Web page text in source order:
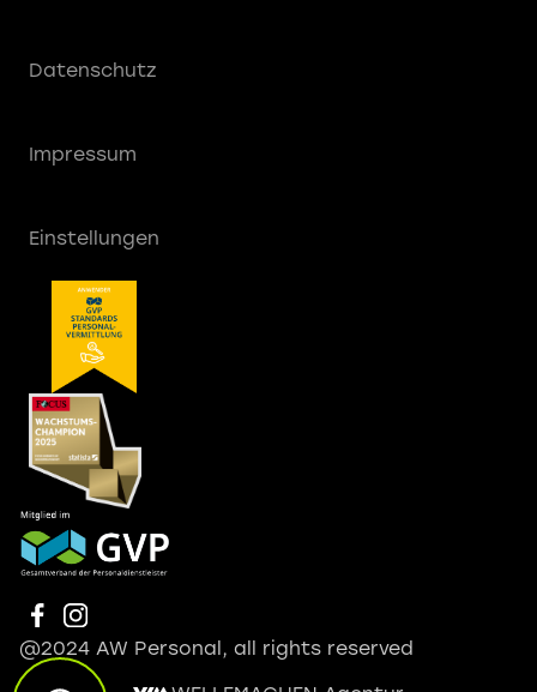
@2024 AW Personal, all rights reserved
Datenschutz
Impressum
Einstellungen